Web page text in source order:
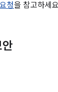
청을 참고하세